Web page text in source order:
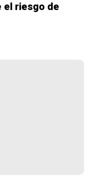
el riesgo de